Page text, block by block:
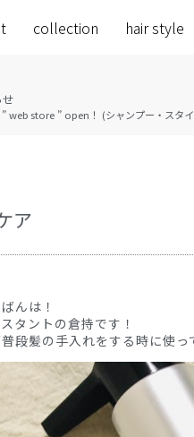
collection hair style
web store ” open！ (シャンプー・スタ
ア
んは！
タントの倉持です！
段髪の手入れをする時に使っ